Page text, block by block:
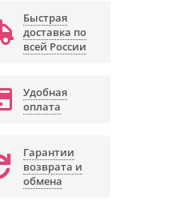
Быстрая
доставка по
всей России
Удобная
оплата
Гарантии
возврата и
обмена